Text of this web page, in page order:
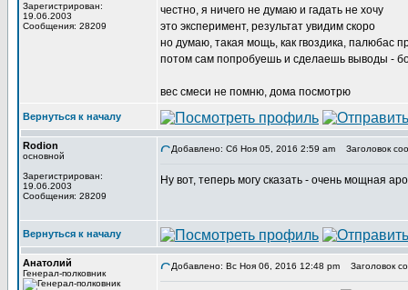
Зарегистрирован:
19.06.2003
Сообщения: 28209
честно, я ничего не думаю и гадать не хочу
это эксперимент, результат увидим скоро
но думаю, такая мощь, как гвоздика, палюбас
потом сам попробуешь и сделаешь выводы -
вес смеси не помню, дома посмотрю
Вернуться к началу
Rodion
основной
Зарегистрирован:
19.06.2003
Сообщения: 28209
Добавлено: Сб Ноя 05, 2016 2:59 am Заголовок
Ну вот, теперь могу сказать - очень мощная
Вернуться к началу
Анатолий
Генерал-полковник
Добавлено: Вс Ноя 06, 2016 12:48 pm Заголовок